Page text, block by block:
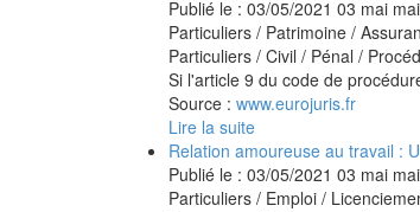
Publié le : 03/05/2021 03 mai mai
Particuliers / Patrimoine /
Particuliers / Civil / Pénal /
Si l'article 9 du code de
Source : www.eurojuris.fr
Lire la suite
Relation amoureuse au travail :
Publié le : 03/05/2021 03 mai mai
Particuliers / Emploi /